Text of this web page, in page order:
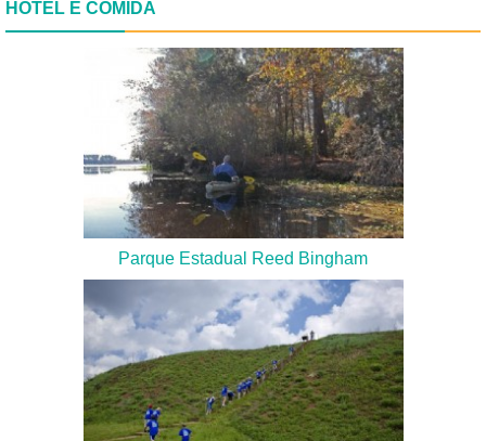
HOTEL E COMIDA
Parque Estadual Reed Bingham